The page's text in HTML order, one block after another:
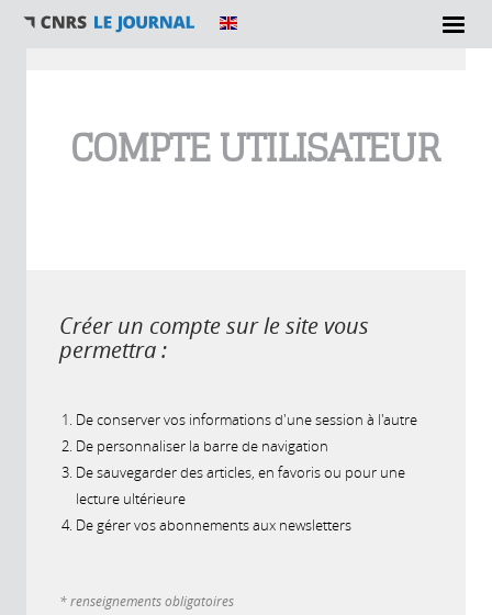
COMPTE UTILISATEUR
Créer un compte sur le site vous
permettra :
De conserver vos informations d'une session à l'autre
De personnaliser la barre de navigation
De sauvegarder des articles, en favoris ou pour une
lecture ultérieure
De gérer vos abonnements aux newsletters
* renseignements obligatoires